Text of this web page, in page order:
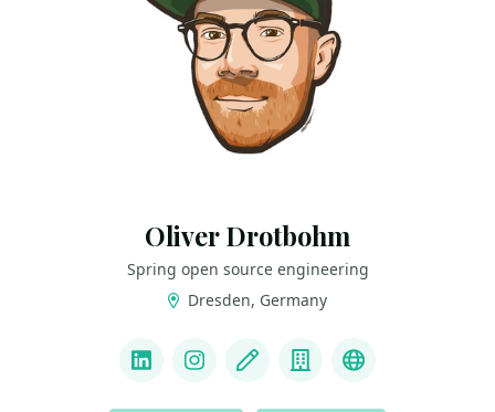
Oliver Drotbohm
Spring open source engineering
Dresden, Germany
LinkedInInstagram
Blog CompanyMastodon